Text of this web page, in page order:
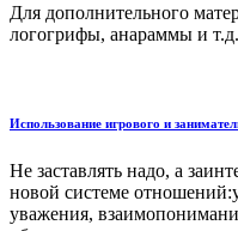
Для дополнительного
логогрифы, анараммы и
Использование игрового и
Не заставлять надо, а
новой системе
уважения,